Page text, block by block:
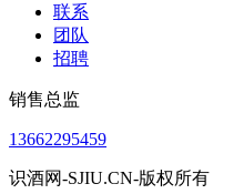
联系
团队
招聘
销售总监
13662295459
识酒网-SJIU.CN-版权所有